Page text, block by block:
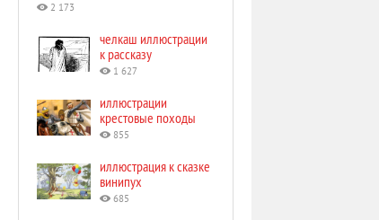
2 173
челкаш иллюстрации
к рассказу
1 627
иллюстрации
крестовые походы
855
иллюстрация к сказке
винипух
685